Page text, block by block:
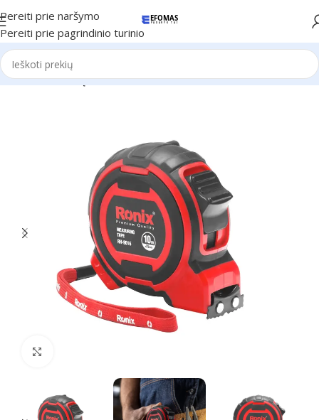
Pereiti prie naršymo
Pereiti prie pagrindinio turinio
Pradžia Ronix Įrankiai